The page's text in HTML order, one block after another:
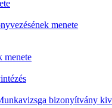
menete
menete
bizonyítvány